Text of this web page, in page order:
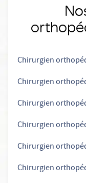
Chirurgien
Chirurgien
Chirurgien
Chirurgien
Chirurgien
Chirurgien